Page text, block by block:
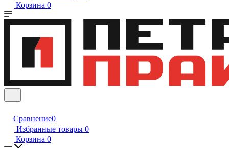
Корзина 0
Сравнение0
Избранные товары 0
Корзина 0